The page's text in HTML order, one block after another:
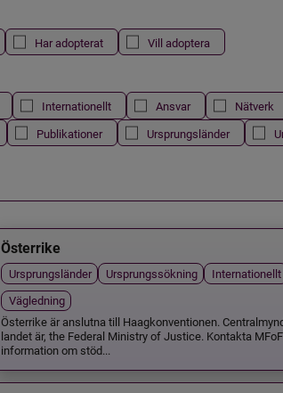
Har adopterat Vill adoptera
Internationellt Ansvar Nätverk
Publikationer Ursprungsländer
Österrike
Ursprungsländer Ursprungssökning
Internationellt
Vägledning
Österrike är anslutna till Haagkonventionen.
landet är, the Federal Ministry of Justice. Kontakta
information om stöd...